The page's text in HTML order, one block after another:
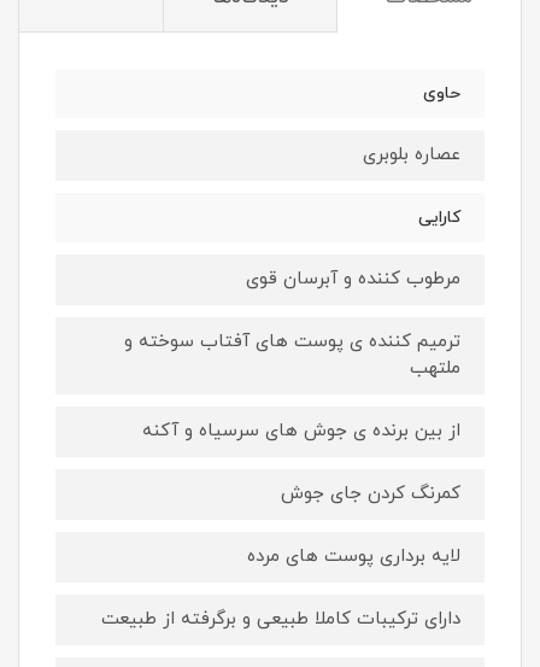
حاوی
عصاره بلوبری
کارایی
مرطوب کننده و آبرسان قوی
ترمیم کننده ی پوست های آفتاب سوخته و
ملتهب
از بین برنده ی جوش های سرسیاه و آکنه
کمرنگ کردن جای جوش
لایه برداری پوست های مرده
دارای ترکیبات کاملا طبیعی و برگرفته از طبیعت